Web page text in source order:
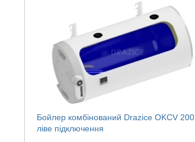
Бойлер комбінований Drazice OKCV 200
ліве підключення